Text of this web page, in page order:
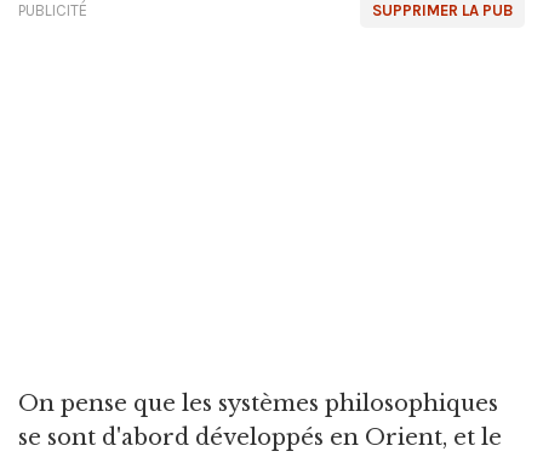
SUPPRIMER LA PUB
PUBLICITÉ
On pense que les systèmes philosophiques
se sont d'abord développés en Orient, et le